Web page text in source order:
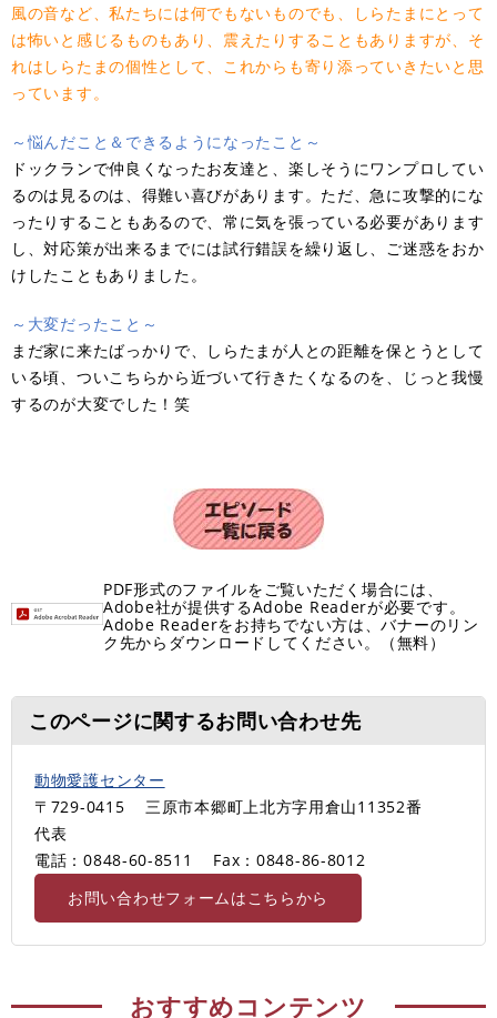
風の音など、私たちには何でもないものでも、しらたまにとって
は怖いと感じるものもあり、震えたりすることもありますが、そ
れはしらたまの個性として、これからも寄り添っていきたいと思
っています。
～悩んだこ と＆できるようになったこと ～
ドックランで仲良くなったお友達と、楽しそうにワンプロしてい
るのは見るのは、得難い喜びがあります。ただ、急に攻撃的にな
ったりすることもあるので、常に気を張っている必要があります
し、対応策が出来るまでには試行錯誤を繰り返し、ご迷惑をおか
けしたこともありました。
～大変だったこと ～
まだ家に来たばっかりで、しらたまが人との距離を保とうとして
いる頃、ついこちらから近づいて行きたくなるのを、じっと我慢
するのが大変でした！笑
PDF形式のファイルをご覧いただく場合には、
Adobe社が提供するAdobe Readerが必要です。
Adobe Readerをお持ちでない方は、バナーのリン
ク先からダウンロードしてください。（無料）
このページに関するお問い合わせ先
動物愛護センター
〒729-0415
三原市本郷町上北方字用倉山11352番
代表
電話：0848-60-8511
Fax：0848-86-8012
お問い合わせフォームはこちらから
おすすめコンテンツ